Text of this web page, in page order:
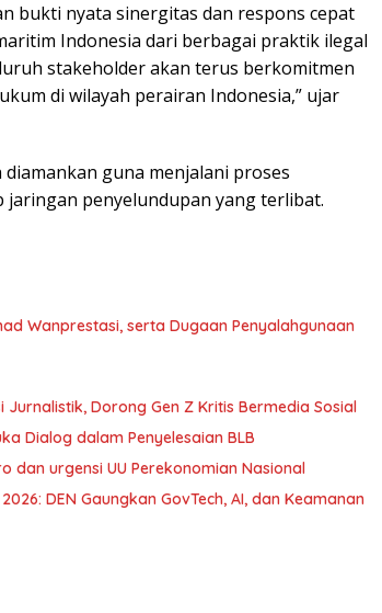
bukti nyata sinergitas dan respons cepat
Indonesia dari berbagai praktik ilegal
stakeholder akan terus berkomitmen
di wilayah perairan Indonesia,” ujar
guna menjalani proses
penyelundupan yang terlibat.
Wanprestasi, serta Dugaan Penyalahgunaan
Dorong Gen Z Kritis Bermedia Sosial
Dialog dalam Penyelesaian BLB
dan urgensi UU Perekonomian Nasional
DEN Gaungkan GovTech, AI, dan Keamanan